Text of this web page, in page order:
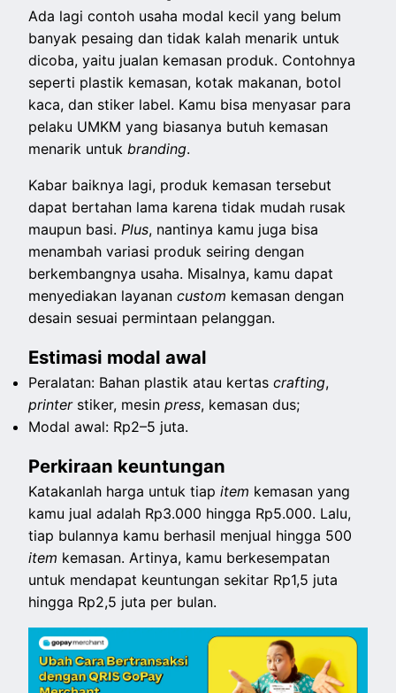
Ada lagi contoh usaha modal kecil yang belum
banyak pesaing dan tidak kalah menarik untuk
dicoba, yaitu jualan kemasan produk. Contohnya
seperti plastik kemasan, kotak makanan, botol
kaca, dan stiker label. Kamu bisa menyasar para
pelaku UMKM yang biasanya butuh kemasan
menarik untukbranding.
Kabar baiknya lagi, produk kemasan tersebut
dapat bertahan lama karena tidak mudah rusak
maupun basi.Plus, nantinya kamu juga bisa
menambah variasi produk seiring dengan
berkembangnya usaha. Misalnya, kamu dapat
menyediakan layanancustom kemasan dengan
desain sesuai permintaan pelanggan.
Estimasi modal awal
Peralatan: Bahan plastik atau kertascrafting,
printer stiker, mesinpress, kemasan dus;
Modal awal: Rp2–5 juta.
Perkiraan keuntungan
Katakanlah harga untuk tiapitem kemasan yang
kamu jual adalah Rp3.000 hingga Rp5.000. Lalu,
tiap bulannya kamu berhasil menjual hingga 500
item kemasan. Artinya, kamu berkesempatan
untuk mendapat keuntungan sekitar Rp1,5 juta
hingga Rp2,5 juta per bulan.